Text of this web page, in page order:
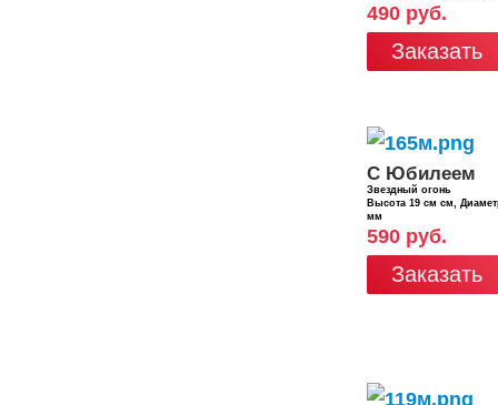
490 руб.
Заказать
С Юбилеем
Звездный огонь
Высота 19 см см,
мм
590 руб.
Заказать